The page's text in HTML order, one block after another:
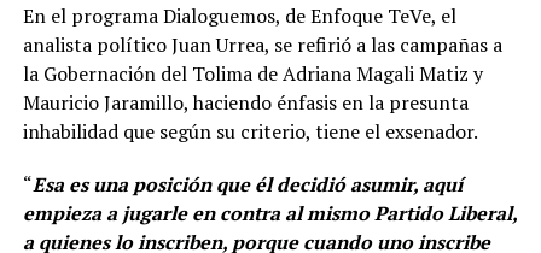
En el programa Dialoguemos, de Enfoque TeVe, el
analista político Juan Urrea, se refirió a las campañas a
la Gobernación del Tolima de Adriana Magali Matiz y
Mauricio Jaramillo, haciendo énfasis en la presunta
inhabilidad que según su criterio, tiene el exsenador.
“Esa es una posición que él decidió asumir, aquí
empieza a jugarle en contra al mismo Partido Liberal,
a quienes lo inscriben, porque cuando uno inscribe